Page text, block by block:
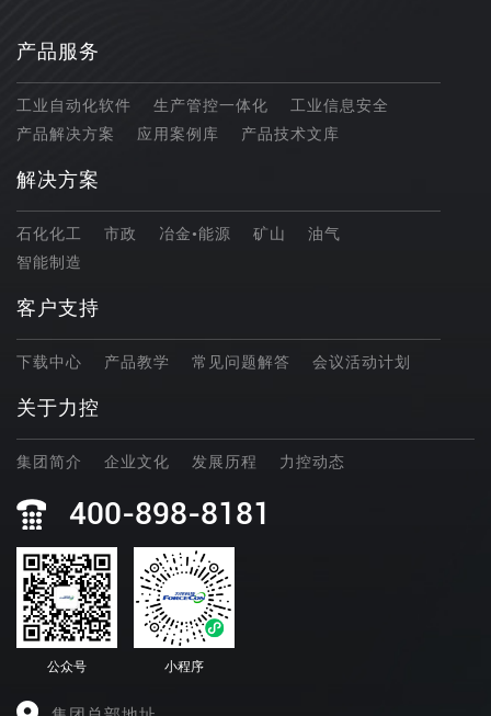
产品服务
工业自动化软件 生产管控一体化
工业信息安全
产品解决方案
应用案例库 产品技术文库
解决方案
石化化工 市政 冶金•能源 矿山
油气
智能制造
客户支持
下载中心 产品教学 常见问题解答 会议活动计划
关于力控
集团简介 企业文化 发展历程 力控动态
400-898-8181
公众号 小程序